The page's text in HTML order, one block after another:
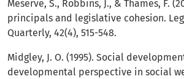
Meserve, S., Robbins, J., & Thames, F.
principals and legislative cohesion.
Quarterly, 42(4), 515-548.
Midgley, J. O. (1995). Social
developmental perspective in social